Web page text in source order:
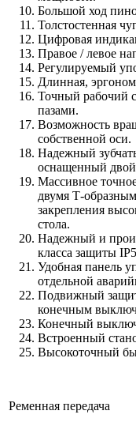
Большой ход
Толстостенная
Цифровая
Правое / левое
Регулируемый
Длинная,
Точный рабочий
пазами.
Возможность
собственной оси.
Надежный
оснащенный
Массивное
двумя Т-
закрепления
стола.
Надежный и
класса защиты
Удобная панель
отдельной
Подвижный
конечным
Конечный
Встроенный
Высокоточный
Ременная передача